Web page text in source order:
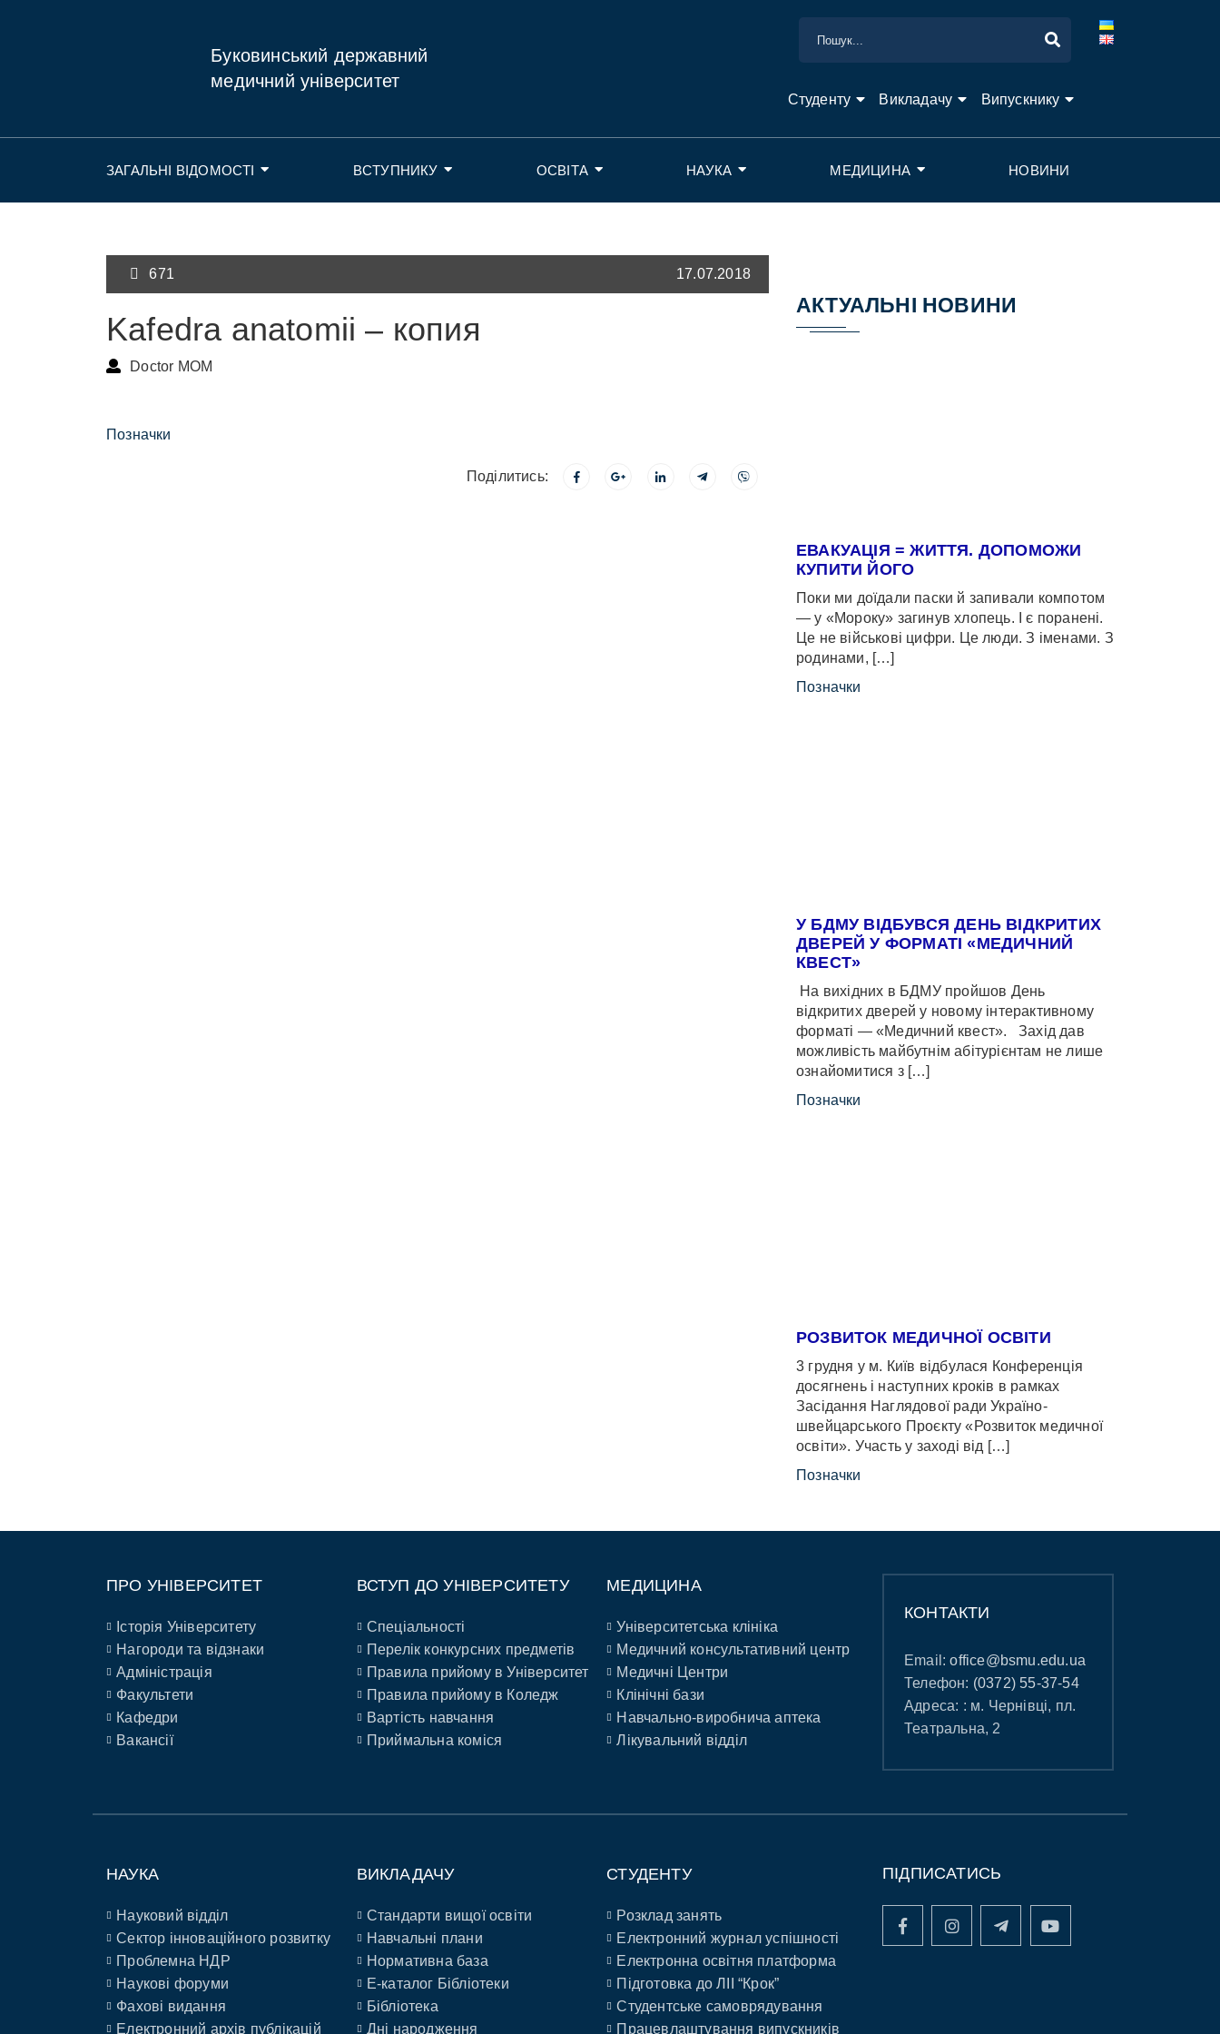
Буковинський державний
медичний університет
Студенту Викладачу Випускнику
ЗАГАЛЬНІ ВІДОМОСТІ ВСТУПНИКУ ОСВІТА НАУКА МЕДИЦИНА НОВИНИ
671 17.07.2018
Kafedra anatomii – копия
Doctor MOM
Позначки
Поділитись:
АКТУАЛЬНІ НОВИНИ
ЕВАКУАЦІЯ = ЖИТТЯ. ДОПОМОЖИ
КУПИТИ ЙОГО
Поки ми доїдали паски й запивали компотом
— у «Мороку» загинув хлопець. І є поранені.
Це не військові цифри. Це люди. З іменами. З
родинами, […]
Позначки
У БДМУ ВІДБУВСЯ ДЕНЬ ВІДКРИТИХ
ДВЕРЕЙ У ФОРМАТІ «МЕДИЧНИЙ
КВЕСТ»
На вихідних в БДМУ пройшов День
відкритих дверей у новому інтерактивному
форматі — «Медичний квест». Захід дав
можливість майбутнім абітурієнтам не лише
ознайомитися з […]
Позначки
РОЗВИТОК МЕДИЧНОЇ ОСВІТИ
3 грудня у м. Київ відбулася Конференція
досягнень і наступних кроків в рамках
Засідання Наглядової ради Україно-
швейцарського Проєкту «Розвиток медичної
освіти». Участь у заході від […]
Позначки
ПРО УНІВЕРСИТЕТ
Історія Університету
Нагороди та відзнаки
Адміністрація
Факультети
Кафедри
Вакансії
ВСТУП ДО УНІВЕРСИТЕТУ
Спеціальності
Перелік конкурсних предметів
Правила прийому в Університет
Правила прийому в Коледж
Вартість навчання
Приймальна коміся
МЕДИЦИНА
Університетська клініка
Медичний консультативний центр
Медичні Центри
Клінічні бази
Навчально-виробнича аптека
Лікувальний відділ
КОНТАКТИ
Email:office@bsmu.edu.ua
Телефон: (0372) 55-37-54
Адреса: : м. Чернівці, пл.
Театральна, 2
НАУКА
Науковий відділ
Сектор інноваційного розвитку
Проблемна НДР
Наукові форуми
Фахові видання
Електронний архів публікацій
ВИКЛАДАЧУ
Стандарти вищої освіти
Навчальні плани
Нормативна база
E-каталог Бібліотеки
Бібліотека
Дні народження
СТУДЕНТУ
Розклад занять
Електронний журнал успішності
Електронна освітня платформа
Підготовка до ЛІІ “Крок”
Студентське самоврядування
Працевлаштування випускників
ПІДПИСАТИСЬ